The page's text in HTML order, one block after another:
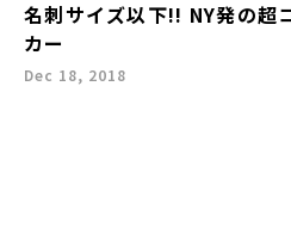
名刺サイズ以下!! NY発の超
カー
Dec 18, 2018